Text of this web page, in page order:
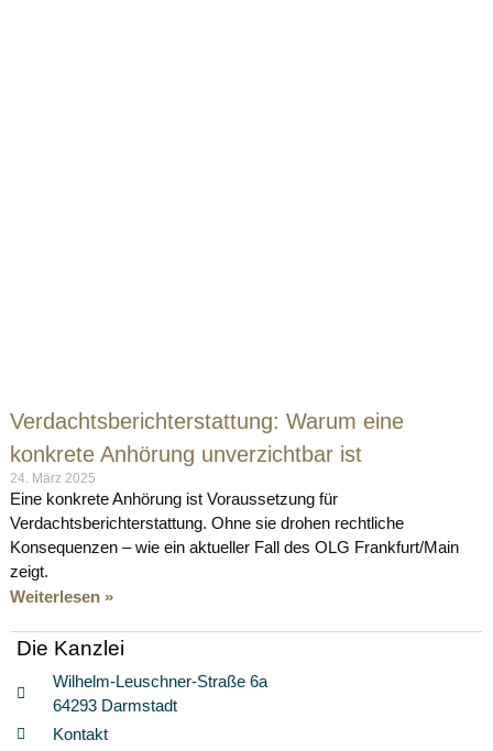
Verdachtsberichterstattung: Warum eine
konkrete Anhörung unverzichtbar ist
24. März 2025
Eine konkrete Anhörung ist Voraussetzung für
Verdachtsberichterstattung. Ohne sie drohen rechtliche
Konsequenzen – wie ein aktueller Fall des OLG Frankfurt/Main
zeigt.
Weiterlesen »
Die Kanzlei
Wilhelm-Leuschner-Straße 6a
64293 Darmstadt
Kontakt